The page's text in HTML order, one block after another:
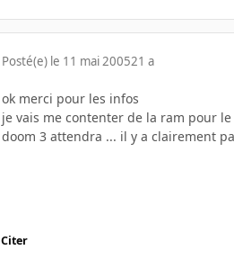
Posté(e) le 11 mai 200521 a
ok merci pour les infos
je vais me contenter de la ram pour
doom 3 attendra ... il y a clairement
Citer